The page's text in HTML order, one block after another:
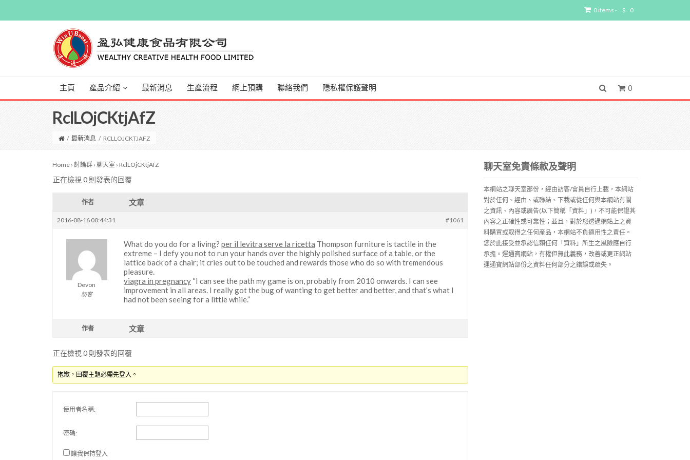
0 items - $ 0
主頁 產品介紹 最新消息 生產流程 網上預購 聯絡我們 隱私權保護聲明 0
RclLOjCKtjAfZ
/ 最新消息 / RCLLOJCKTJAFZ
Home › 討論群 › 聊天室 › RclLOjCKtjAfZ
正在檢視 0 則發表的回覆
作者 文章
2016-08-16 00:44:31 #1061
Devon
訪客
What do you do for a living? per il levitra serve la ricetta Thompson furniture is tactile in the
extreme – I defy you not to run your hands over the highly polished surface of a table, or the
lattice back of a chair; it cries out to be touched and rewards those who do so with tremendous
pleasure.
viagra in pregnancy “I can see the path my game is on, probably from 2010 onwards. I can see
improvement in all areas. I really got the bug of wanting to get better and better, and that’s what I
had not been seeing for a little while.”
作者 文章
正在檢視 0 則發表的回覆
抱歉，回覆主題必需先登入。
使用者名稱:
密碼:
讓我保持登入
聊天室免責條款及聲明
本網站之聊天室部份，經由訪客/會員自行上載，本網站
對於任何、經由、或聯結、下載或從任何與本網站有關
之資訊、內容或廣告(以下簡稱「資料」)，不可能保證其
內容之正確性或可靠性；並且，對於您透過網站上之資
料購買或取得之任何産品，本網站不負適用性之責任。
您於此接受並承認信賴任何「資料」所生之風險應自行
承擔。運通寶網站，有權但無此義務，改善或更正網站
運通寶網站部份之資料任何部分之錯誤或疏失。